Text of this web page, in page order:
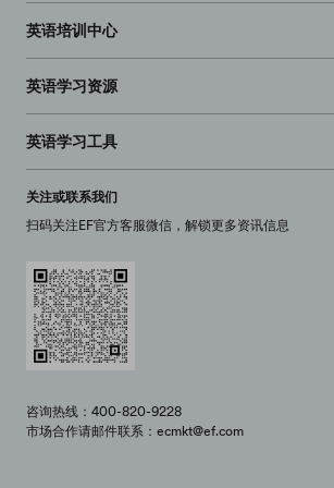
英语培训中心
英语学习资源
英语学习工具
关注或联系我们
扫码关注EF官方客服微信，解锁更多资讯信息
咨询热线：400-820-9228
市场合作请邮件联系：ecmkt@ef.com